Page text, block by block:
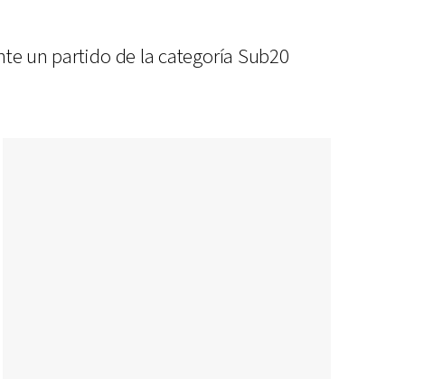
un partido de la categoría Sub20